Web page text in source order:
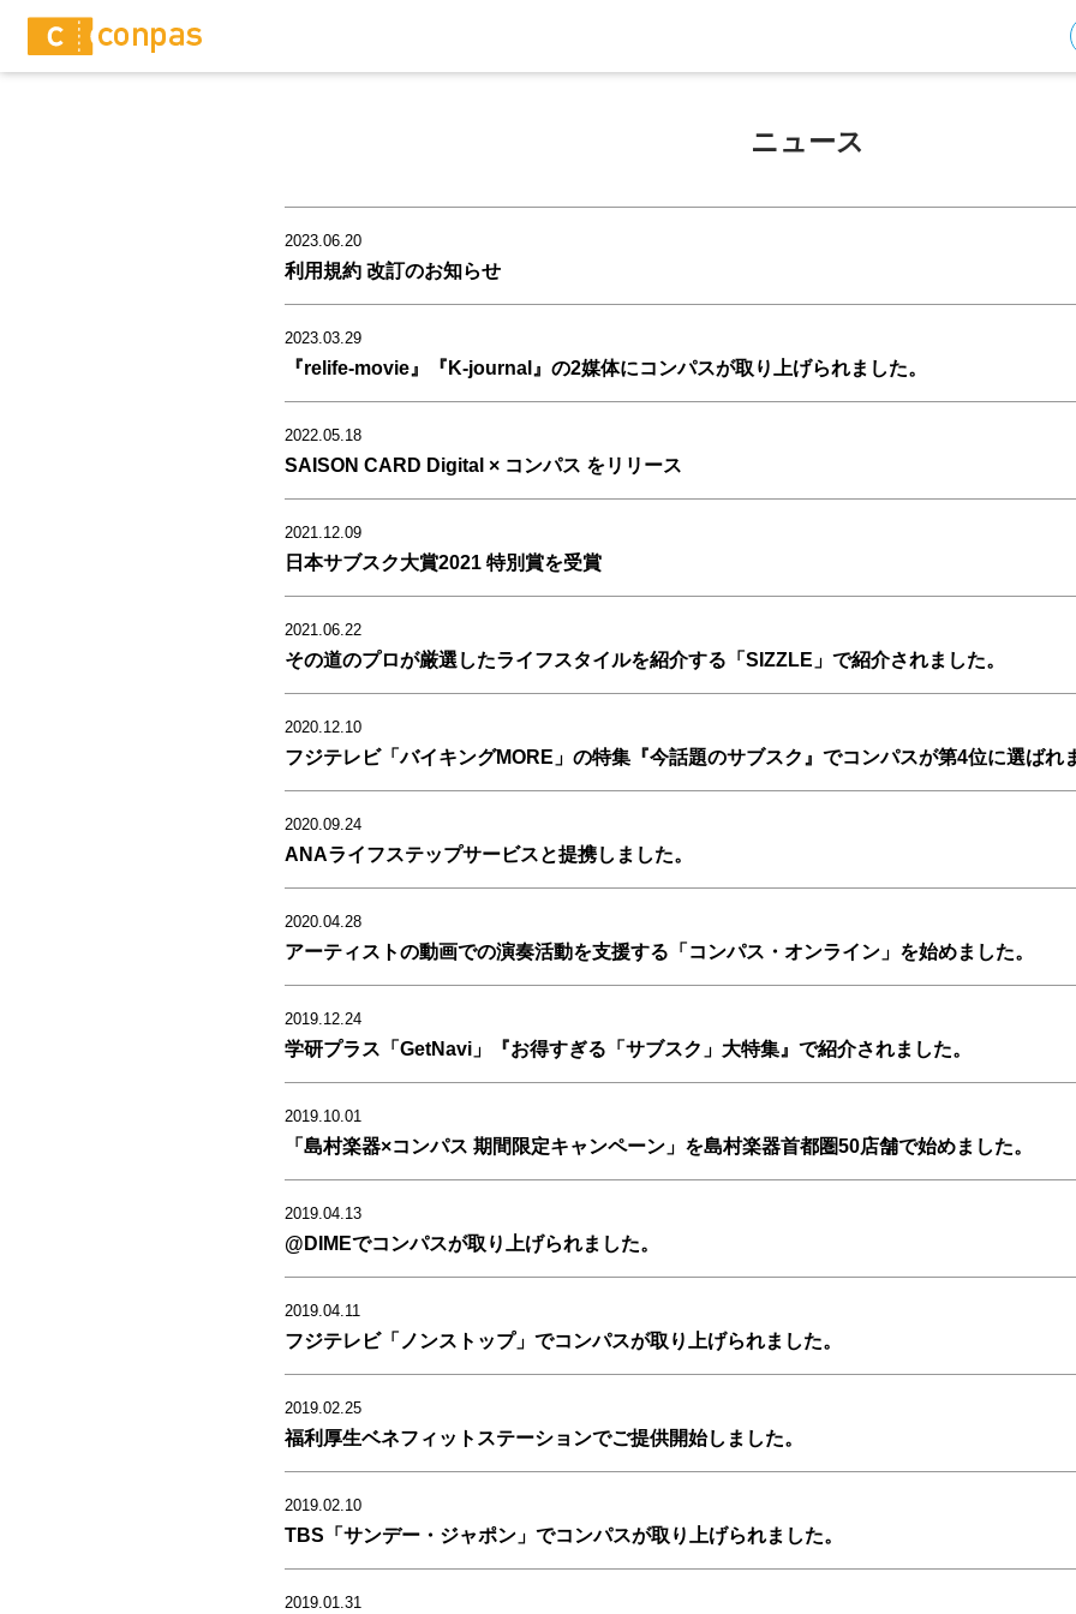
ニュース
2023.06.20
利用規約 改訂のお知らせ
2023.03.29
『relife-movie』『K-journal』の2媒体にコンパスが取り上げられました。
2022.05.18
SAISON CARD Digital × コンパス をリリース
2021.12.09
日本サブスク大賞2021 特別賞を受賞
2021.06.22
その道のプロが厳選したライフスタイルを紹介する「SIZZLE」で紹介されました。
2020.12.10
フジテレビ「バイキングMORE」の特集『今話題のサブスク』でコンパスが第4位に選ばれ
2020.09.24
ANAライフステップサービスと提携しました。
2020.04.28
アーティストの動画での演奏活動を支援する「コンパス・オンライン」を始めました。
2019.12.24
学研プラス「GetNavi」『お得すぎる「サブスク」大特集』で紹介されました。
2019.10.01
「島村楽器×コンパス 期間限定キャンペーン」を島村楽器首都圏50店舗で始めました。
2019.04.13
@DIMEでコンパスが取り上げられました。
2019.04.11
フジテレビ「ノンストップ」でコンパスが取り上げられました。
2019.02.25
福利厚生ベネフィットステーションでご提供開始しました。
2019.02.10
TBS「サンデー・ジャポン」でコンパスが取り上げられました。
2019.01.31